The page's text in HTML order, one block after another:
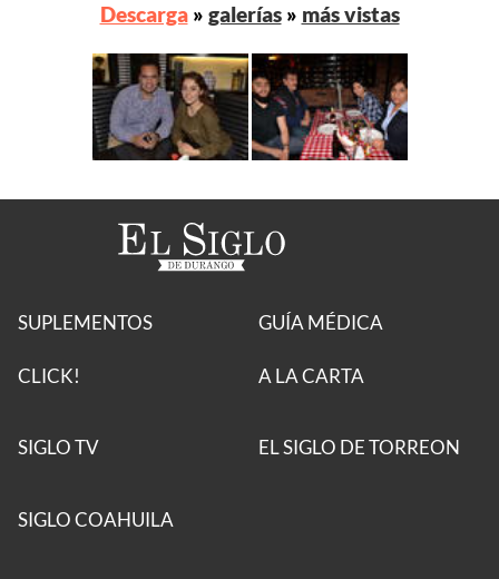
Descarga» galerías» más vistas
SUPLEMENTOS
CLICK!
GUÍA MÉDICA
A LA CARTA
SIGLO TV EL SIGLO DE TORREON
SIGLO COAHUILA